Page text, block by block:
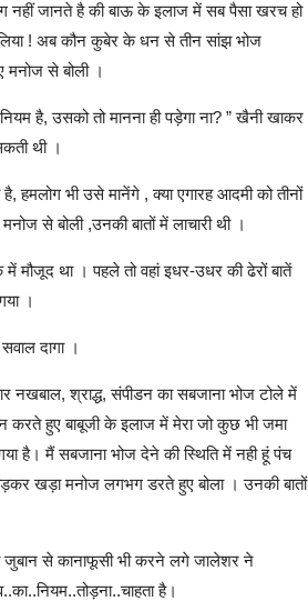
नहीं जानते है की बाऊ के इलाज में सब पैसा खरच हो
! अब कौन कुबेर के धन से तीन सांझ भोज
मनोज से बोली ।
है, उसको तो मानना ही पड़ेगा ना? ” खैनी खाकर
थी ।
भी उसे मानेंगे , क्या एगारह आदमी को तीनों
से बोली ,उनकी बातों में लाचारी थी ।
था । पहले तो वहां इधर-उधर की ढेरों बातें
।
दागा ।
नखबाल, श्राद्ध, संपीडन का सबजाना भोज टोले में
करते हुए बाबूजी के इलाज में मेरा जो कुछ भी जमा
है। मैं सबजाना भोज देने की स्थिति में नही हूं पंच
खड़ा मनोज लगभग डरते हुए बोला । उनकी बातों
जुबान से कानाफूसी भी करने लगे जालेशर ने
है।